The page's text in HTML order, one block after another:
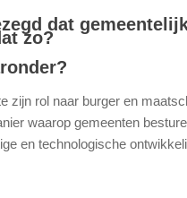
dat
zo?
zijn rol naar burger en
waarop gemeenten
en technologische